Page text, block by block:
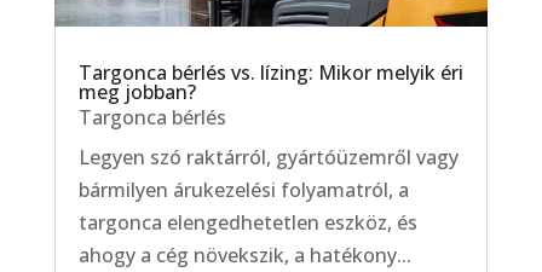
Targonca bérlés vs. lízing: Mikor melyik éri
meg jobban?
Targonca bérlés
Legyen szó raktárról, gyártóüzemről vagy
bármilyen árukezelési folyamatról, a
targonca elengedhetetlen eszköz, és
ahogy a cég növekszik, a hatékony...